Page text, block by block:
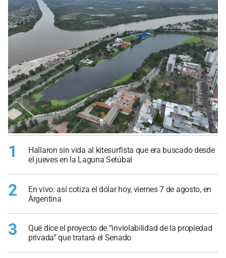
1
Hallaron sin vida al kitesurfista que era buscado desde
el jueves en la Laguna Setúbal
2
En vivo: así cotiza el dólar hoy, viernes 7 de agosto, en
Argentina
3
Qué dice el proyecto de “inviolabilidad de la propiedad
privada” que tratará el Senado